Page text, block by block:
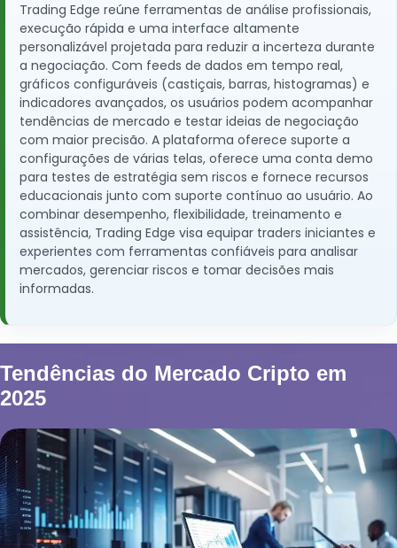
Trading Edge reúne ferramentas de análise profissionais,
execução rápida e uma interface altamente
personalizável projetada para reduzir a incerteza durante
a negociação. Com feeds de dados em tempo real,
gráficos configuráveis ​​(castiçais, barras, histogramas) e
indicadores avançados, os usuários podem acompanhar
tendências de mercado e testar ideias de negociação
com maior precisão. A plataforma oferece suporte a
configurações de várias telas, oferece uma conta demo
para testes de estratégia sem riscos e fornece recursos
educacionais junto com suporte contínuo ao usuário. Ao
combinar desempenho, flexibilidade, treinamento e
assistência, Trading Edge visa equipar traders iniciantes e
experientes com ferramentas confiáveis ​​para analisar
mercados, gerenciar riscos e tomar decisões mais
informadas.
Tendências do Mercado Cripto em
2025